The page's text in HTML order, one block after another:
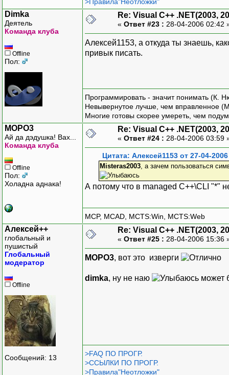
>Правила"Неотложки"
Dimka
Деятель
Команда клуба
Offline
Пол:
Re: Visual C++ .NET(2003,
« Ответ #23 : 28-04-2006 02:42
Алексей1153, а откуда ты знаешь,
привык писать.
Программировать - значит понимать (К.
Невывернутое лучше, чем вправленное
Многие готовы скорее умереть, чем
MOPO3
Ай да дэдушка! Вах...
Команда клуба
Offline
Пол:
Холадна аднака!
Re: Visual C++ .NET(2003,
« Ответ #24 : 28-04-2006 03:59
Цитата: Алексей1153 от 27-04-
Misteras2003, а зачем пользоваться
А потому что в managed C++\CLI "*"
MCP, MCAD, MCTS:Win, MCTS:Web
Алексей++
глобальный и
пушистый
Глобальный
модератор
Offline
Сообщений: 13
Re: Visual C++ .NET(2003,
« Ответ #25 : 28-04-2006 15:36
MOPO3, вот это изверги
dimka, ну не наю может
>FAQ ПО ПРОГР.
>ССЫЛКИ ПО ПРОГР.
>Правила"Неотложки"